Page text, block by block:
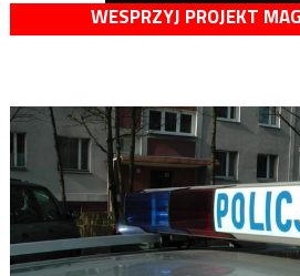
WESPRZYJ PROJEKT